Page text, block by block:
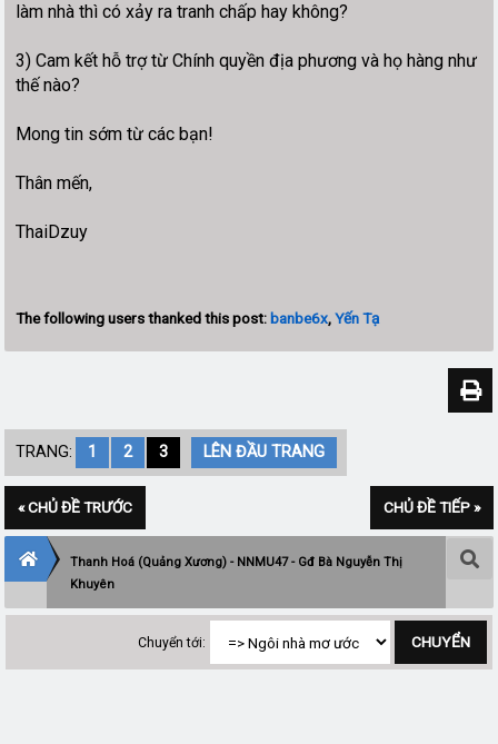
làm nhà thì có xảy ra tranh chấp hay không?
3) Cam kết hỗ trợ từ Chính quyền địa phương và họ hàng như
thế nào?
Mong tin sớm từ các bạn!
Thân mến,
ThaiDzuy
The following users thanked this post: banbe6x,Yến Tạ
TRANG: 1 2 3 LÊN ĐẦU TRANG
« CHỦ ĐỀ TRƯỚC CHỦ ĐỀ TIẾP »
Thanh Hoá (Quảng Xương) - NNMU47 - Gđ Bà Nguyễn Thị
Khuyên
Chuyển tới: